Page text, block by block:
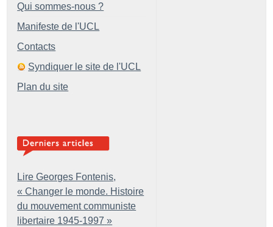
Qui sommes-nous ?
Manifeste de l'UCL
Contacts
Syndiquer le site de l'UCL
Plan du site
Lire Georges Fontenis,
« Changer le monde. Histoire
du mouvement communiste
libertaire 1945-1997 »